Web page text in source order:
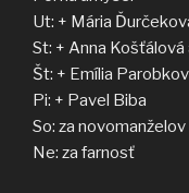
Ut: + Mária
St: + Anna Košťálová
Št: + Emília
Pi: + Pavel Biba
So: za novomanželov
Ne: za farnosť